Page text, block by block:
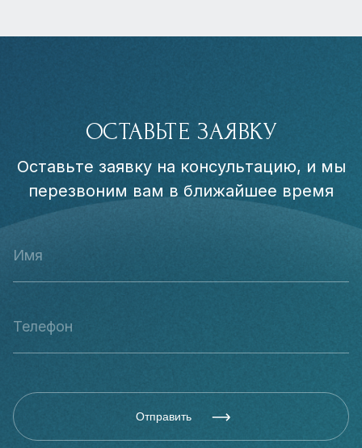
ОСТАВЬТЕ ЗАЯВКУ
Оставьте заявку на консультацию, и мы
перезвоним вам в ближайшее время
Отправить